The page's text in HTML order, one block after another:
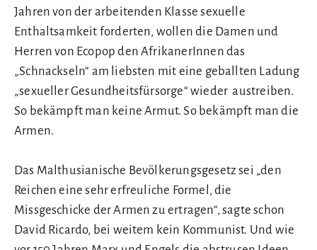
Jahren von der arbeitenden Klasse sexuelle
Enthaltsamkeit forderten, wollen die Damen und
Herren von Ecopop den AfrikanerInnen das
„Schnackseln“ am liebsten mit eine geballten Ladung
„sexueller Gesundheitsfürsorge“ wieder austreiben.
So bekämpft man keine Armut. So bekämpft man die
Armen.
Das Malthusianische Bevölkerungsgesetz sei „den
Reichen eine sehr erfreuliche Formel, die
Missgeschicke der Armen zu ertragen“, sagte schon
David Ricardo, bei weitem kein Kommunist. Und wie